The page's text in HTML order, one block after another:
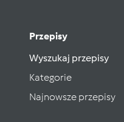
Przepisy
Wyszukaj przepisy
Kategorie
Najnowsze przepisy